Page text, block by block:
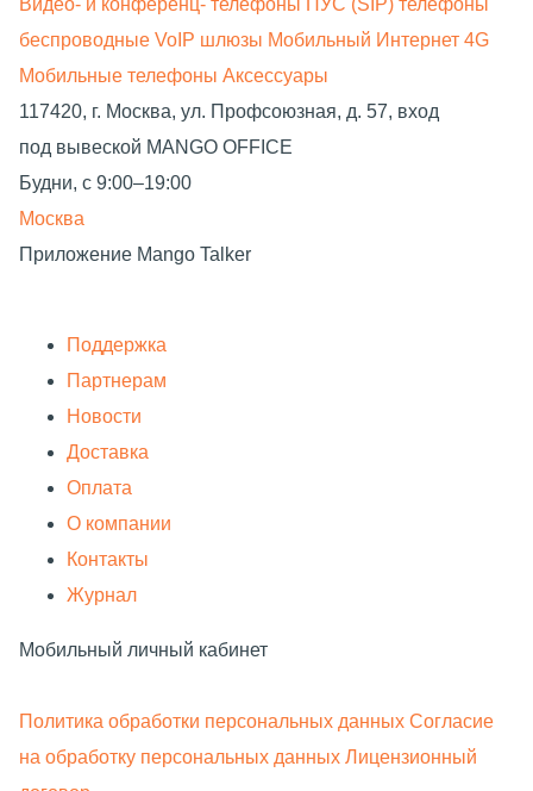
Видео- и конференц- телефоны
ПУС (SIP) телефоны
беспроводные VoIP шлюзы Мобильный Интернет 4G
Мобильные телефоны Аксессуары
117420, г. Москва, ул. Профсоюзная, д. 57, вход
под вывеской MANGO OFFICE
Будни, с 9:00–19:00
Москва
Приложение Mango Talker
Поддержка
Партнерам
Новости
Доставка
Оплата
О компании
Контакты
Политика обработки персональных данных Согласие